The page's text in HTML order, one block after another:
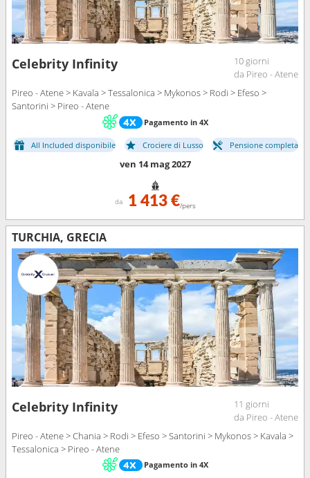
Celebrity Infinity
10 giorni
da Pireo - Atene
Pireo - Atene > Kavala > Tessalonica > Mykonos > Rodi > Efeso >
Santorini > Pireo - Atene
Pagamento in 4X
All Included disponibile Crociere di Lusso Pensione completa
ven 14 mag 2027
da 1 413 €/pers
TURCHIA, GRECIA
Celebrity Infinity
11 giorni
da Pireo - Atene
Pireo - Atene > Chania > Rodi > Efeso > Santorini > Mykonos > Kavala >
Tessalonica > Pireo - Atene
Pagamento in 4X